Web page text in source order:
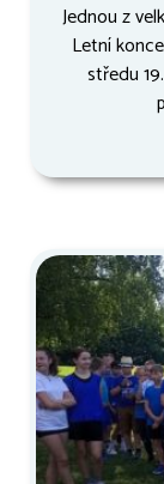
Jednou z
Letní
středu